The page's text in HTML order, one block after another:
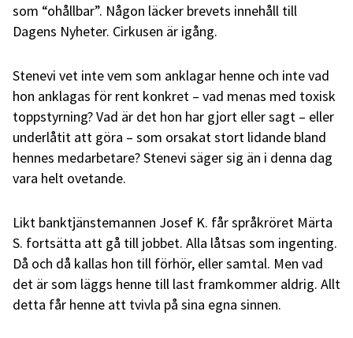
som “ohållbar”. Någon läcker brevets innehåll till
Dagens Nyheter. Cirkusen är igång.
Stenevi vet inte vem som anklagar henne och inte vad
hon anklagas för rent konkret – vad menas med toxisk
toppstyrning? Vad är det hon har gjort eller sagt – eller
underlåtit att göra – som orsakat stort lidande bland
hennes medarbetare? Stenevi säger sig än i denna dag
vara helt ovetande.
Likt banktjänstemannen Josef K. får språkröret Märta
S. fortsätta att gå till jobbet. Alla låtsas som ingenting.
Då och då kallas hon till förhör, eller samtal. Men vad
det är som läggs henne till last framkommer aldrig. Allt
detta får henne att tvivla på sina egna sinnen.